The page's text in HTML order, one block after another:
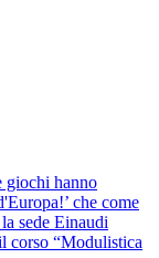
giochi hanno
che come
sede Einaudi
corso “Modulistica